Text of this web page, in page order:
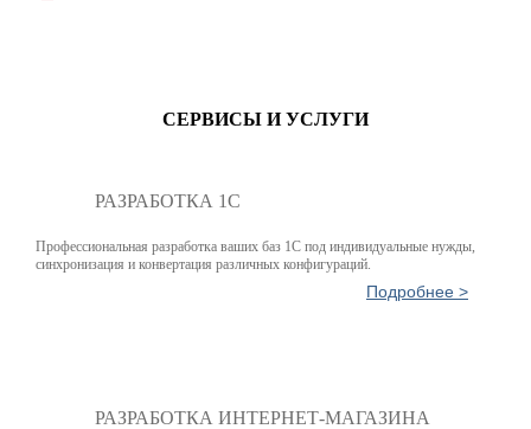
СЕРВИСЫ И УСЛУГИ
РАЗРАБОТКА 1С
Профессиональная разработка ваших баз 1С под индивидуальные нужды,
синхронизация и конвертация различных конфигураций.
Подробнее >
РАЗРАБОТКА ИНТЕРНЕТ-МАГАЗИНА